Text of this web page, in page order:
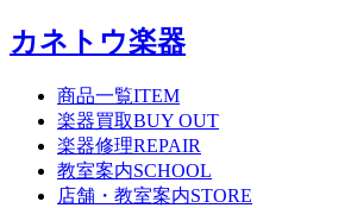
カネトウ楽器
商品一覧ITEM
楽器買取BUY OUT
楽器修理REPAIR
教室案内SCHOOL
店舗・教室案内STORE